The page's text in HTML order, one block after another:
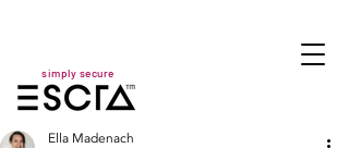
simply secure
Ella Madenach